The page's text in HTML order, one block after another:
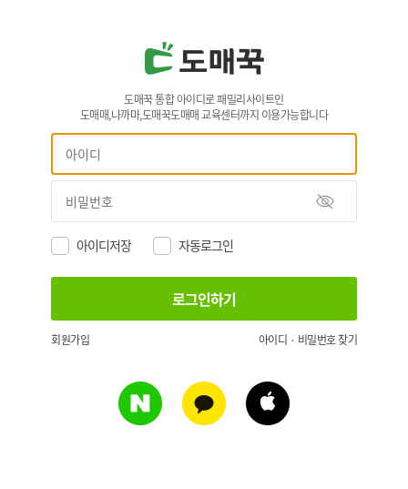
도매꾹 통합 아이디로 패밀리사이트인
도매매,나까마,도매꾹도매매 교육센터까지 이용가능합니다
아이디저장 자동로그인
회원가입 아이디 · 비밀번호 찾기